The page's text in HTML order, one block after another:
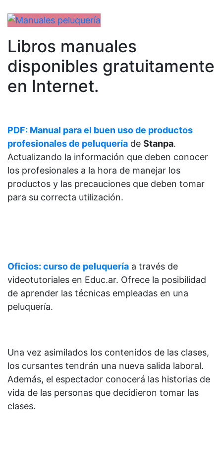
Libros manuales
disponibles gratuitamente
en Internet.
PDF: Manual para el buen uso de productos
profesionales de peluquería de Stanpa.
Actualizando la información que deben conocer
los profesionales a la hora de manejar los
productos y las precauciones que deben tomar
para su correcta utilización.
Oficios: curso de peluquería a través de
videotutoriales en Educ.ar. Ofrece la posibilidad
de aprender las técnicas empleadas en una
peluquería.
Una vez asimilados los contenidos de las clases,
los cursantes tendrán una nueva salida laboral.
Además, el espectador conocerá las historias de
vida de las personas que decidieron tomar las
clases.